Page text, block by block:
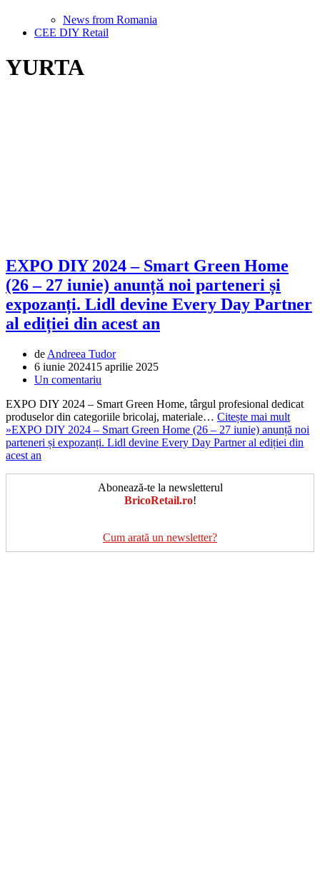
News from Romania
CEE DIY Retail
YURTA
EXPO DIY 2024 – Smart Green Home
(26 – 27 iunie) anunță noi parteneri și
expozanți. Lidl devine Every Day Partner
al ediției din acest an
de Andreea Tudor
6 iunie 202415 aprilie 2025
Un comentariu
EXPO DIY 2024 – Smart Green Home, târgul profesional dedicat
produselor din categoriile bricolaj, materiale… Citește mai mult
»EXPO DIY 2024 – Smart Green Home (26 – 27 iunie) anunță noi
parteneri și expozanți. Lidl devine Every Day Partner al ediției din
acest an
Abonează-te la newsletterul
BricoRetail.ro!
Cum arată un newsletter?